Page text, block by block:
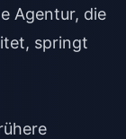
Agentur, die
springt